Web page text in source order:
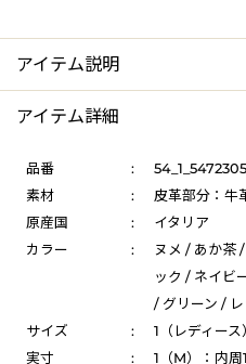
アイテム説明
アイテム詳細
品番 :
素材
:
皮革部分：牛
原産国
:
イタリア
カラー
:
ヌメ / あか茶
ック / ネイビ
/ グリーン / レ
サイズ
:
1（レディース
実寸
:
1（M）：内